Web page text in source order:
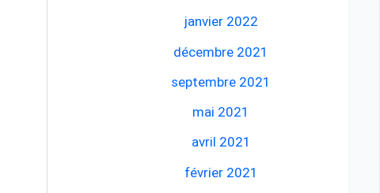
janvier 2022
décembre 2021
septembre 2021
mai 2021
avril 2021
février 2021